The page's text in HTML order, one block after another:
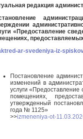
редакция
«Предоставление
ar-svedeniya-iz-
Постановление
изменений в
услуги
помещениях,
утвержденный
года № 1125»
>>izmeneniya-ot-